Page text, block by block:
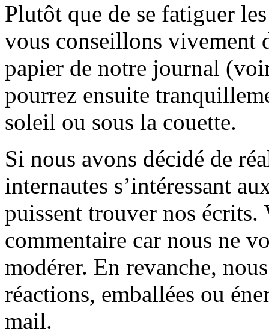
Plutôt que de se fatiguer
vous conseillons vivement
papier de notre journal
pourrez ensuite
soleil ou sous la couette.
Si nous avons décidé de
internautes s’intéressant
puissent trouver nos écrits.
commentaire car nous ne
modérer. En revanche,
réactions, emballées ou
mail.